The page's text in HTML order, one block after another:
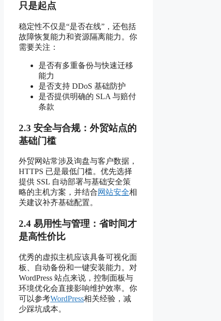
只是起点
稳定性不仅是“是否在线”，还包括
故障恢复能力和资源隔离能力。你
需要关注：
是否有多重备份与快速迁移
能力
是否支持 DDoS 基础防护
是否提供明确的 SLA 与赔付
条款
2.3 安全与合规：外贸站点的
基础门槛
外贸网站常涉及询盘与客户数据，
HTTPS 已是最低门槛。优先选择
提供 SSL 自动部署与基础安全策
略的主机方案，并结合网站安全相
关建议补齐基础配置。
2.4 易用性与管理：省时间才
是高性价比
优秀的虚拟主机应该具备可视化面
板、自动备份和一键安装能力。对
WordPress 站点来说，控制面板与
环境优化会直接影响维护效率。你
可以参考WordPress相关经验，减
少踩坑成本。